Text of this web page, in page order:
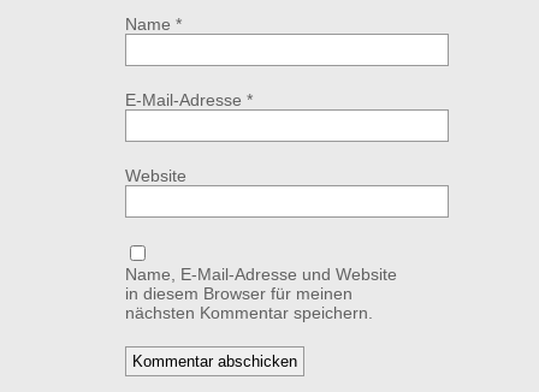
Name *
E-Mail-Adresse *
Website
Name, E-Mail-Adresse und Website
in diesem Browser für meinen
nächsten Kommentar speichern.